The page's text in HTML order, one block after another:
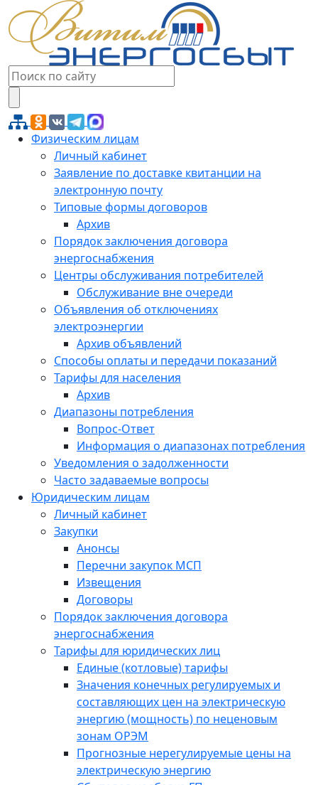
Физическим лицам
Личный кабинет
Заявление по доставке квитанции на
электронную почту
Типовые формы договоров
Архив
Порядок заключения договора
энергоснабжения
Центры обслуживания потребителей
Обслуживание вне очереди
Объявления об отключениях
электроэнергии
Архив объявлений
Способы оплаты и передачи показаний
Тарифы для населения
Архив
Диапазоны потребления
Вопрос-Ответ
Информация о диапазонах потребления
Уведомления о задолженности
Часто задаваемые вопросы
Юридическим лицам
Личный кабинет
Закупки
Анонсы
Перечни закупок МСП
Извещения
Договоры
Порядок заключения договора
энергоснабжения
Тарифы для юридических лиц
Единые (котловые) тарифы
Значения конечных регулируемых и
составляющих цен на электрическую
энергию (мощность) по неценовым
зонам ОРЭМ
Прогнозные нерегулируемые цены на
электрическую энергию